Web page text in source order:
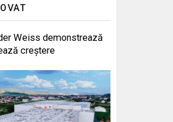
Weiss demonstrează
creștere